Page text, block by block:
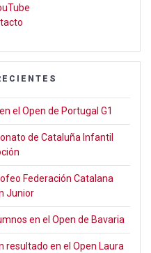
el Open de Portugal G1
de Cataluña Infantil
Federación Catalana
Junior
en el Open de Bavaria
resultado en el Open Laura